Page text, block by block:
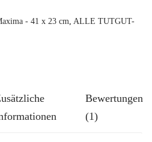
- 41 x 23 cm ALLE TUTGUT-
Bewertungen
(1)